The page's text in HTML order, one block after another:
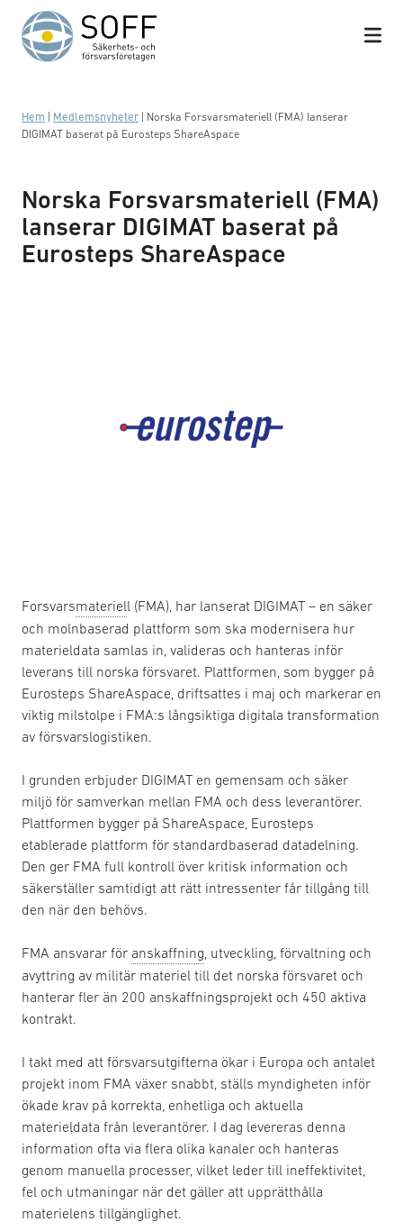
Hoppa till innehåll
Hem Medlemsnyheter
Norska Forsvarsmateriell (FMA) lanserar
DIGIMAT baserat på Eurosteps ShareAspace
Norska Forsvarsmateriell (FMA)
lanserar DIGIMAT baserat på
Eurosteps ShareAspace
Forsvarsmateriell (FMA), har lanserat DIGIMAT – en säker
och molnbaserad plattform som ska modernisera hur
materieldata samlas in, valideras och hanteras inför
leverans till norska försvaret. Plattformen, som bygger på
Eurosteps ShareAspace, driftsattes i maj och markerar en
viktig milstolpe i FMA:s långsiktiga digitala transformation
av försvarslogistiken.
I grunden erbjuder DIGIMAT en gemensam och säker
miljö för samverkan mellan FMA och dess leverantörer.
Plattformen bygger på ShareAspace, Eurosteps
etablerade plattform för standardbaserad datadelning.
Den ger FMA full kontroll över kritisk information och
säkerställer samtidigt att rätt intressenter får tillgång till
den när den behövs.
FMA ansvarar för anskaffning , utveckling, förvaltning och
avyttring av militär materiel till det norska försvaret och
hanterar fler än 200 anskaffningsprojekt och 450 aktiva
kontrakt.
I takt med att försvarsutgifterna ökar i Europa och antalet
projekt inom FMA växer snabbt, ställs myndigheten inför
ökade krav på korrekta, enhetliga och aktuella
materieldata från leverantörer. I dag levereras denna
information ofta via flera olika kanaler och hanteras
genom manuella processer, vilket leder till ineffektivitet,
fel och utmaningar när det gäller att upprätthålla
materielens tillgänglighet.